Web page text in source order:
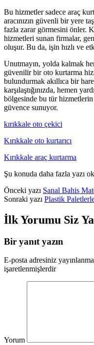
Bu hizmetler sadece araç
aracınızın güvenli bir yere
fazla zarar görmesini önler.
hizmetleri sunan firmalar,
oluşur. Bu da, işin hızlı ve
Unutmayın, yolda kalmak
güvenilir bir oto kurtarma
bulundurmak akıllıca bir
karşılaştığınızda, hemen
bölgesinde bu tür
güvence sunuyor.
kırıkkale oto çekici
Kırıkkale oto kurtarıcı
Kırıkkale araç kurtarma
Şu konuda daha fazla yazı
Önceki yazı Sanal Bahis
Sonraki yazı Plastik
İlk Yorumu Siz
Bir yanıt yazın
E-posta adresiniz
işaretlenmişlerdir
Yorum